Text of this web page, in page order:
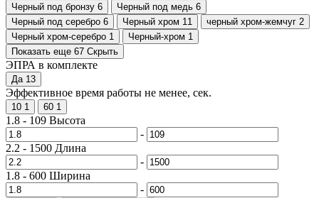
Черный под бронзу 6 Черный под медь 6
Черный под серебро 6 Черный хром 11 черный хром-жемчуг 2
Черный хром-серебро 1 Черный-хром 1
Показать еще 67 Скрыть
ЭПРА в комплекте
Да 13
Эффективное время работы не менее, сек.
10 1 60 1
1.8 - 109 Высота
-
2.2 - 1500 Длина
-
1.8 - 600 Ширина
-